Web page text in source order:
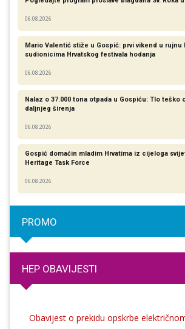
06.08.2026
Mario Valentić stiže u Gospić: prvi vikend u rujnu
sudionicima Hrvatskog festivala hodanja
06.08.2026
Nalaz o 37.000 tona otpada u Gospiću: Tlo
daljnjeg širenja
06.08.2026
Gospić domaćin mladim Hrvatima iz cijeloga
Heritage Task Force
06.08.2026
PROMO
HEP OBAVIJESTI
Obavijest o prekidu opskrbe